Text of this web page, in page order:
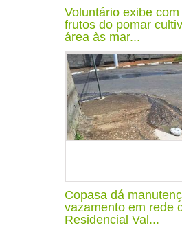
Voluntário exibe
frutos do pomar
área às mar...
Copasa dá
vazamento em rede
Residencial Val...